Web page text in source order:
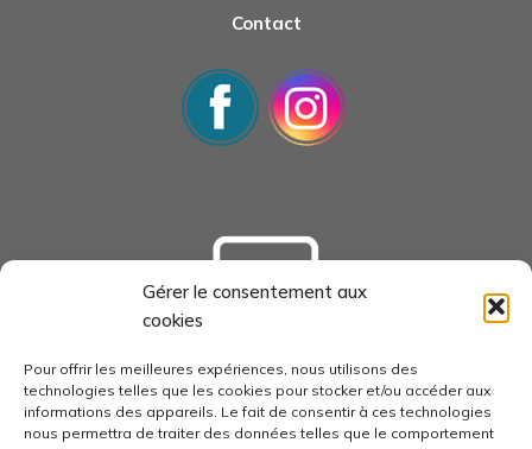
Gérer le consentement aux
cookies
Pour offrir les meilleures expériences, nous utilisons des
technologies telles que les cookies pour stocker et/ou accéder aux
informations des appareils. Le fait de consentir à ces technologies
nous permettra de traiter des données telles que le comportement
Contact